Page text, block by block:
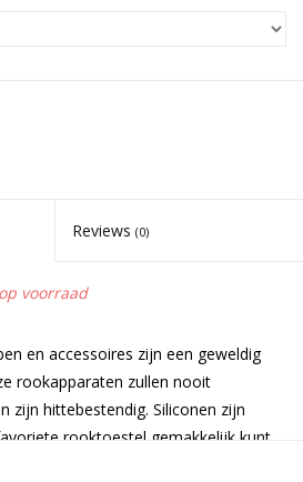
Reviews (0)
voorraad
en accessoires zijn een geweldig
rookapparaten zullen nooit
zijn hittebestendig. Siliconen zijn
rooktoestel gemakkelijk kunt